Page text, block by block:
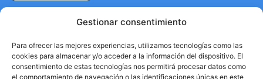
Gestionar consentimiento
Para ofrecer las mejores experiencias, utilizamos tecnologías como las
cookies para almacenar y/o acceder a la información del dispositivo. El
consentimiento de estas tecnologías nos permitirá procesar datos como
el comportamiento de navegación o las identificaciones únicas en este